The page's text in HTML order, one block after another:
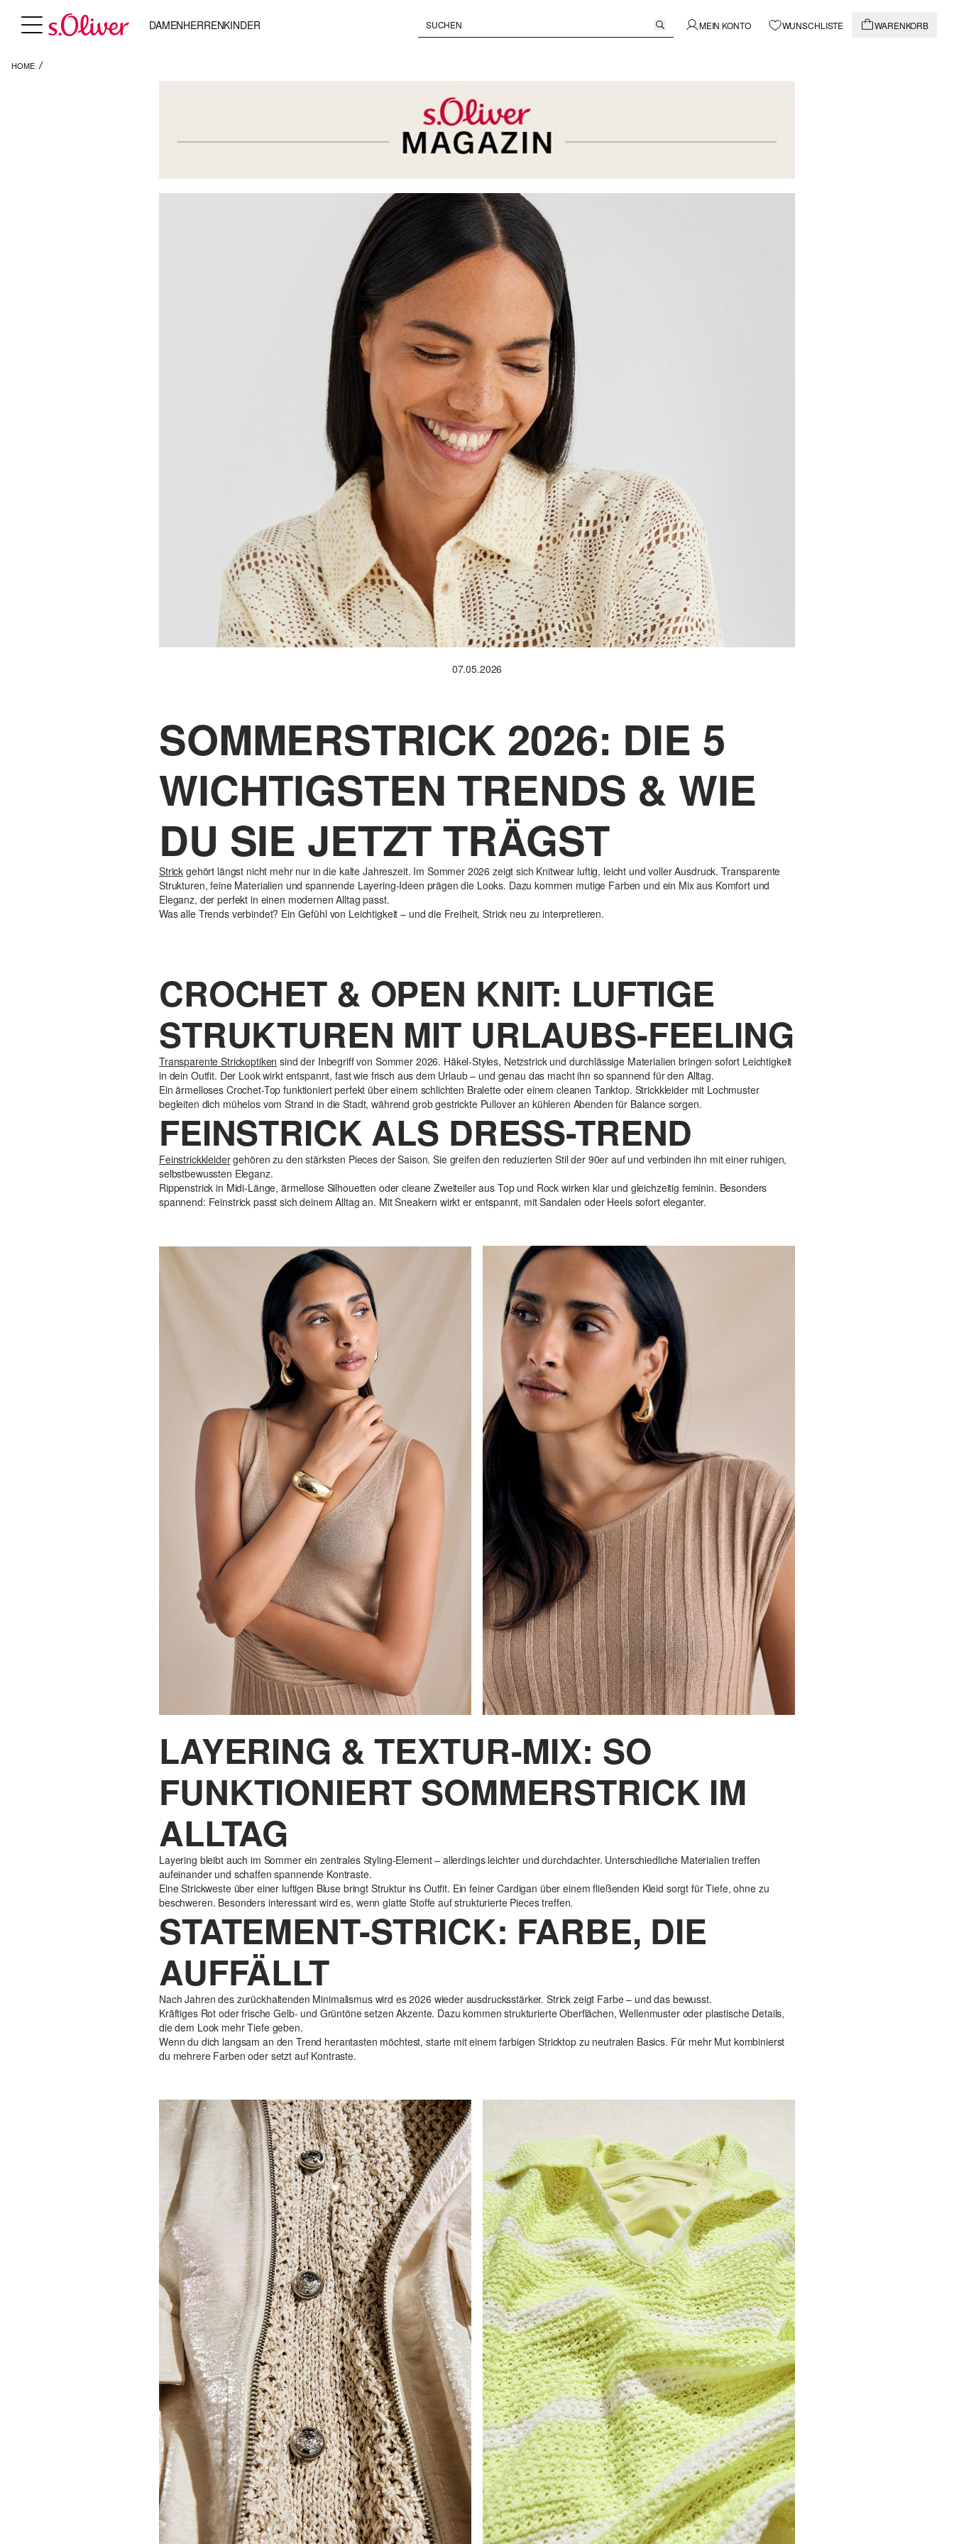
DAMENHERRENKINDER MEIN KONTO WUNSCHLISTE WARENKORB
HOME
07.05.2026
SOMMERSTRICK 2026: DIE 5
WICHTIGSTEN TRENDS & WIE
DU SIE JETZT TRÄGST
Strick gehört längst nicht mehr nur in die kalte Jahreszeit. Im Sommer 2026 zeigt sich Knitwear luftig, leicht und voller Ausdruck. Transparente
Strukturen, feine Materialien und spannende Layering-Ideen prägen die Looks. Dazu kommen mutige Farben und ein Mix aus Komfort und
Eleganz, der perfekt in einen modernen Alltag passt.
Was alle Trends verbindet? Ein Gefühl von Leichtigkeit – und die Freiheit, Strick neu zu interpretieren.
CROCHET & OPEN KNIT: LUFTIGE
STRUKTUREN MIT URLAUBS-FEELING
Transparente Strickoptiken sind der Inbegriff von Sommer 2026. Häkel-Styles, Netzstrick und durchlässige Materialien bringen sofort Leichtigkeit
in dein Outfit. Der Look wirkt entspannt, fast wie frisch aus dem Urlaub – und genau das macht ihn so spannend für den Alltag.
Ein ärmelloses Crochet-Top funktioniert perfekt über einem schlichten Bralette oder einem cleanen Tanktop. Strickkleider mit Lochmuster
begleiten dich mühelos vom Strand in die Stadt, während grob gestrickte Pullover an kühleren Abenden für Balance sorgen.
FEINSTRICK ALS DRESS-TREND
Feinstrickkleidergehören zu den stärksten Pieces der Saison. Sie greifen den reduzierten Stil der 90er auf und verbinden ihn mit einer ruhigen,
selbstbewussten Eleganz.
Rippenstrick in Midi-Länge, ärmellose Silhouetten oder cleane Zweiteiler aus Top und Rock wirken klar und gleichzeitig feminin. Besonders
spannend: Feinstrick passt sich deinem Alltag an. Mit Sneakern wirkt er entspannt, mit Sandalen oder Heels sofort eleganter.
LAYERING & TEXTUR-MIX: SO
FUNKTIONIERT SOMMERSTRICK IM
ALLTAG
Layering bleibt auch im Sommer ein zentrales Styling-Element – allerdings leichter und durchdachter. Unterschiedliche Materialien treffen
aufeinander und schaffen spannende Kontraste.
Eine Strickweste über einer luftigen Bluse bringt Struktur ins Outfit. Ein feiner Cardigan über einem fließenden Kleid sorgt für Tiefe, ohne zu
beschweren. Besonders interessant wird es, wenn glatte Stoffe auf strukturierte Pieces treffen.
STATEMENT-STRICK: FARBE, DIE
AUFFÄLLT
Nach Jahren des zurückhaltenden Minimalismus wird es 2026 wieder ausdrucksstärker. Strick zeigt Farbe – und das bewusst.
Kräftiges Rot oder frische Gelb- und Grüntöne setzen Akzente. Dazu kommen strukturierte Oberflächen, Wellenmuster oder plastische Details,
die dem Look mehr Tiefe geben.
Wenn du dich langsam an den Trend herantasten möchtest, starte mit einem farbigen Stricktop zu neutralen Basics. Für mehr Mut kombinierst
du mehrere Farben oder setzt auf Kontraste.